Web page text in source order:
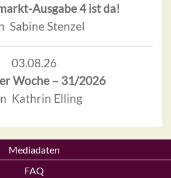
Ausgabe 4 ist da!
Sabine Stenzel
03.08.26
Woche – 31/2026
Kathrin Elling
Mediadaten
FAQ